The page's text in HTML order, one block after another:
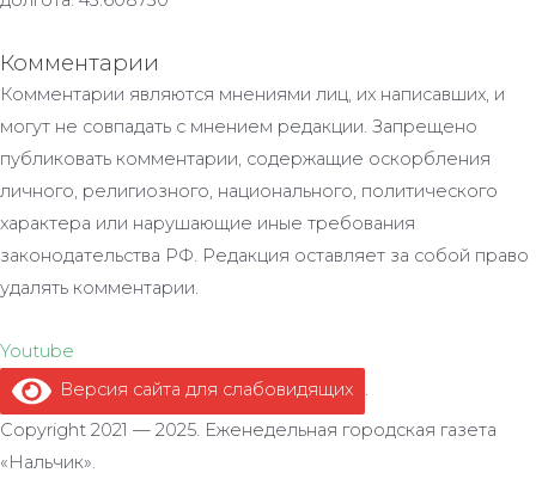
Комментарии
Комментарии являются мнениями лиц, их написавших, и
могут не совпадать с мнением редакции. Запрещено
публиковать комментарии, содержащие оскорбления
личного, религиозного, национального, политического
характера или нарушающие иные требования
законодательства РФ. Редакция оставляет за собой право
удалять комментарии.
Youtube
Версия сайта для слабовидящих
.
Copyright 2021 — 2025. Еженедельная городская газета
«Нальчик».